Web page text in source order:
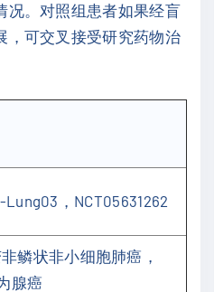
况。对照组患者如果经盲
，可交叉接受研究药物治
Lung03，NCT05631262
鳞状非小细胞肺癌，
腺癌